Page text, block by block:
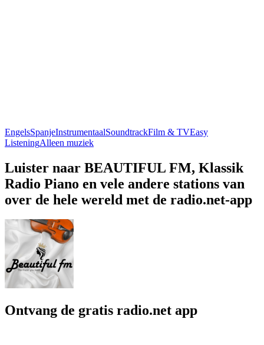
EngelsSpanjeInstrumentaalSoundtrackFilm & TVEasy
ListeningAlleen muziek
Luister naar BEAUTIFUL FM, Klassik
Radio Piano en vele andere stations van
over de hele wereld met de radio.net-app
Ontvang de gratis radio.net app